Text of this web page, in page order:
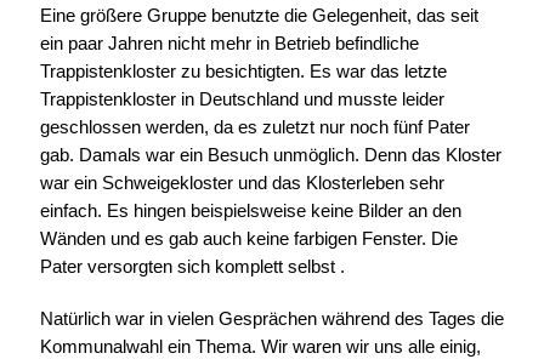
Eine größere Gruppe benutzte die Gelegenheit, das seit
ein paar Jahren nicht mehr in Betrieb befindliche
Trappistenkloster zu besichtigten. Es war das letzte
Trappistenkloster in Deutschland und musste leider
geschlossen werden, da es zuletzt nur noch fünf Pater
gab. Damals war ein Besuch unmöglich. Denn das Kloster
war ein Schweigekloster und das Klosterleben sehr
einfach. Es hingen beispielsweise keine Bilder an den
Wänden und es gab auch keine farbigen Fenster. Die
Pater versorgten sich komplett selbst .
Natürlich war in vielen Gesprächen während des Tages die
Kommunalwahl ein Thema. Wir waren wir uns alle einig,